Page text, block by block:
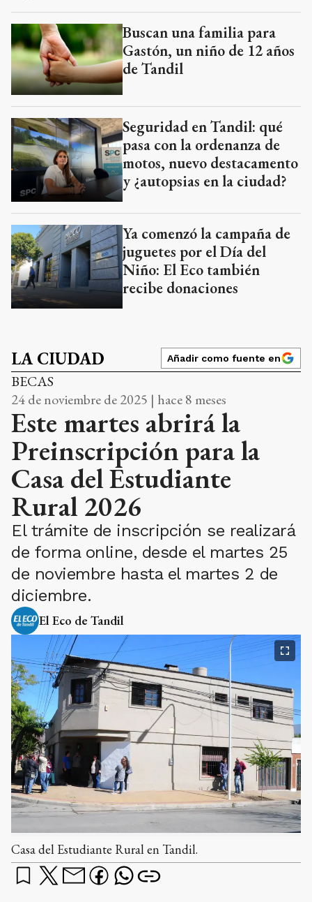
Buscan una familia para
Gastón, un niño de 12 años
de Tandil
Seguridad en Tandil: qué
pasa con la ordenanza de
motos, nuevo destacamento
y ¿autopsias en la ciudad?
Ya comenzó la campaña de
juguetes por el Día del
Niño: El Eco también
recibe donaciones
LA CIUDAD Añadir como fuente en
BECAS
24 de noviembre de 2025 | hace 8 meses
Este martes abrirá la
Preinscripción para la
Casa del Estudiante
Rural 2026
El trámite de inscripción se realizará
de forma online, desde el martes 25
de noviembre hasta el martes 2 de
diciembre.
El Eco de Tandil
Casa del Estudiante Rural en Tandil.